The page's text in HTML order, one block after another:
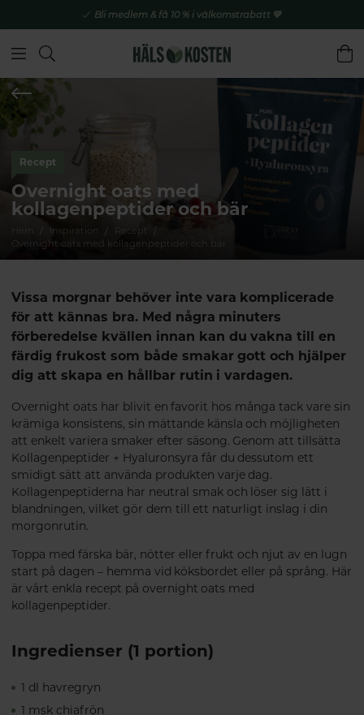
Bli medlem & få 10 % i välkomstrabatt 💚
Recept
Overnight oats med
kollagenpeptider och bär
Inspiration
Recept
Overnight oats med kollagenpeptider och bär
Vissa morgnar behöver inte vara komplicerade
för att kännas bra. Med några minuters
förberedelse kvällen innan kan du vakna till en
färdig frukost som både smakar gott och hjälper
dig att skapa en hållbar rutin i vardagen.
Overnight oats har blivit en favorit hos många tack vare sin
krämiga konsistens, sin mättande känsla och möjligheten
att enkelt variera smaker efter säsong. Genom att tillsätta
Kollagenpeptider + Hyaluronsyra får du dessutom ett
smidigt sätt att använda produkten varje dag.
Kollagenpeptiderna har neutral smak och löser sig lätt i
blandningen, vilket gör dem till ett naturligt inslag i din
morgonrutin.
Toppa med färska bär, nötter eller frukt och njut av en lugn
start på dagen – hemma vid köksbordet eller på språng. Här
är vårt enkla recept på overnight oats med
kollagenpeptider.
Ingredienser (1 portion)
1 dl havregryn
1 msk chiafrön